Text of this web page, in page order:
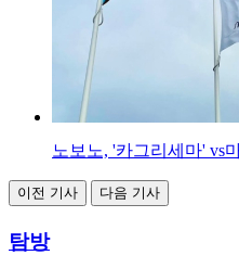
노보노, '카그리세마' vs
이전 기사 다음 기사
탐방